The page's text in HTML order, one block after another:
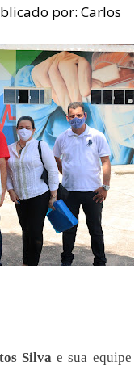
por:Carlos
Silva e sua equipe